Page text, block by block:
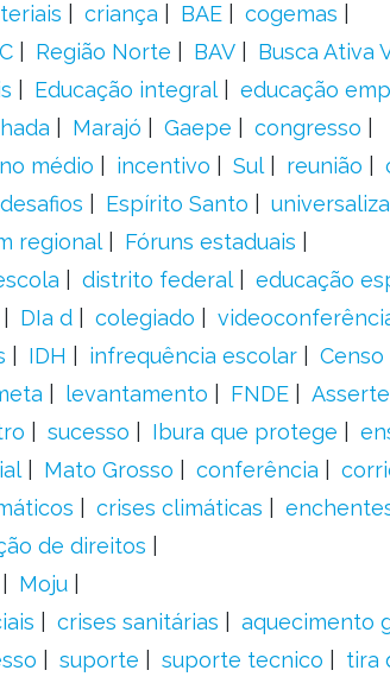
criança BAE
cogemas
Região Norte BAV
Busca Ativa
Educação integral
educação
Marajó Gaepe
congresso
médio incentivo Sul reunião
desafios Espírito Santo
regional
Fóruns estaduais
distrito federal educação
DIa d colegiado
IDH infrequência escolar
Censo
levantamento FNDE Asserte
sucesso Ibura que protege
Mato Grosso conferência
crises climáticas
de direitos
Moju
crises sanitárias
aquecimento
suporte suporte tecnico tira